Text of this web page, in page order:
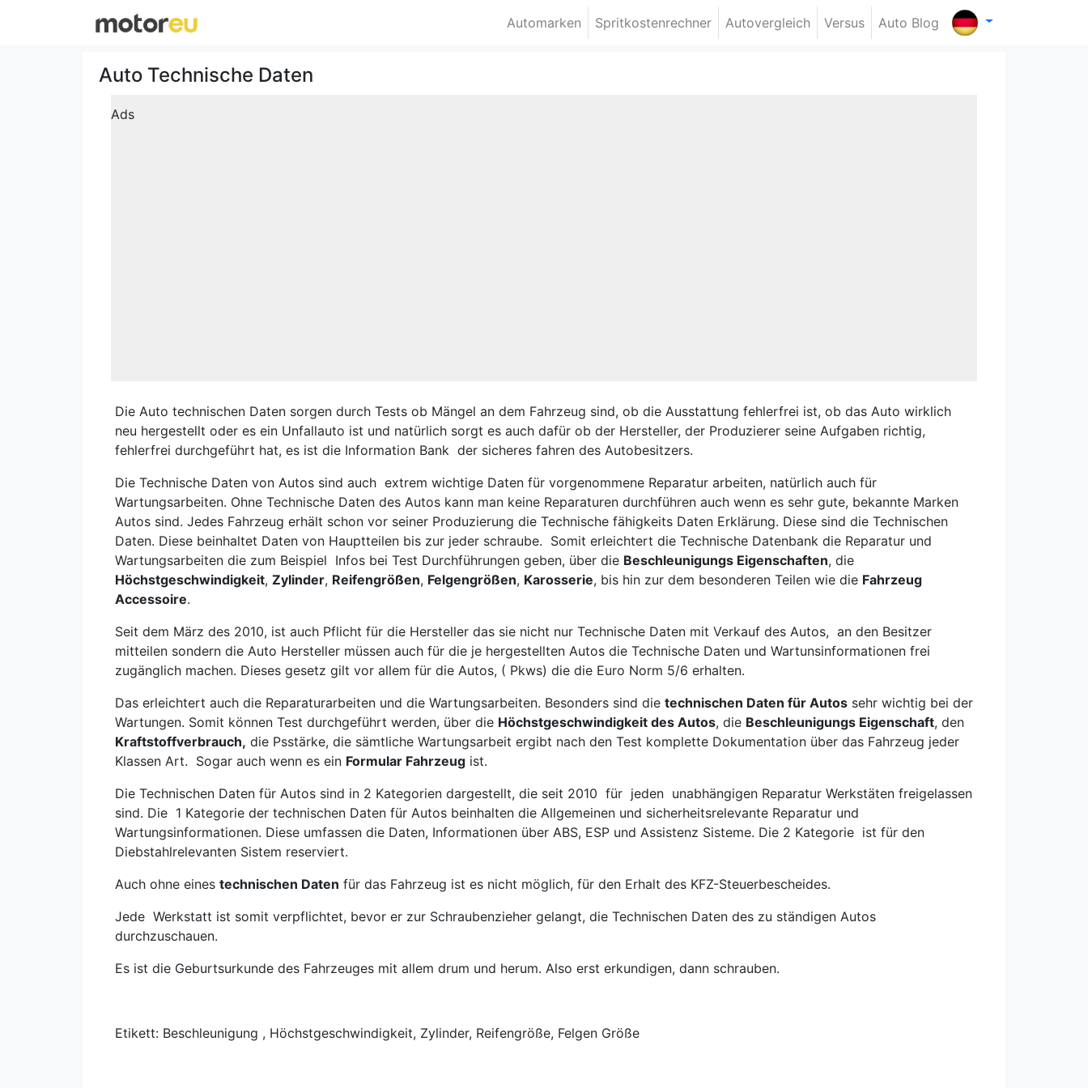
Automarken Spritkostenrechner Autovergleich Versus Auto Blog
Auto Technische Daten
Ads
Die Auto technischen Daten sorgen durch Tests ob Mängel an dem Fahrzeug sind, ob die Ausstattung fehlerfrei ist, ob das Auto wirklich
neu hergestellt oder es ein Unfallauto ist und natürlich sorgt es auch dafür ob der Hersteller, der Produzierer seine Aufgaben richtig,
fehlerfrei durchgeführt hat, es ist die Information Bank der sicheres fahren des Autobesitzers.
Die Technische Daten von Autos sind auch extrem wichtige Daten für vorgenommene Reparatur arbeiten, natürlich auch für
Wartungsarbeiten. Ohne Technische Daten des Autos kann man keine Reparaturen durchführen auch wenn es sehr gute, bekannte Marken
Autos sind. Jedes Fahrzeug erhält schon vor seiner Produzierung die Technische fähigkeits Daten Erklärung. Diese sind die Technischen
Daten. Diese beinhaltet Daten von Hauptteilen bis zur jeder schraube. Somit erleichtert die Technische Datenbank die Reparatur und
Wartungsarbeiten die zum Beispiel Infos bei Test Durchführungen geben, über die Beschleunigungs Eigenschaften, die
Höchstgeschwindigkeit, Zylinder, Reifengrößen, Felgengrößen, Karosserie, bis hin zur dem besonderen Teilen wie die Fahrzeug
Accessoire.
Seit dem März des 2010, ist auch Pflicht für die Hersteller das sie nicht nur Technische Daten mit Verkauf des Autos, an den Besitzer
mitteilen sondern die Auto Hersteller müssen auch für die je hergestellten Autos die Technische Daten und Wartunsinformationen frei
zugänglich machen. Dieses gesetz gilt vor allem für die Autos, ( Pkws) die die Euro Norm 5/6 erhalten.
Das erleichtert auch die Reparaturarbeiten und die Wartungsarbeiten. Besonders sind die technischen Daten für Autos sehr wichtig bei der
Wartungen. Somit können Test durchgeführt werden, über die Höchstgeschwindigkeit des Autos, die Beschleunigungs Eigenschaft, den
Kraftstoffverbrauch, die Psstärke, die sämtliche Wartungsarbeit ergibt nach den Test komplette Dokumentation über das Fahrzeug jeder
Klassen Art. Sogar auch wenn es ein Formular Fahrzeug ist.
Die Technischen Daten für Autos sind in 2 Kategorien dargestellt, die seit 2010 für jeden unabhängigen Reparatur Werkstäten freigelassen
sind. Die 1 Kategorie der technischen Daten für Autos beinhalten die Allgemeinen und sicherheitsrelevante Reparatur und
Wartungsinformationen. Diese umfassen die Daten, Informationen über ABS, ESP und Assistenz Sisteme. Die 2 Kategorie ist für den
Diebstahlrelevanten Sistem reserviert.
Auch ohne eines technischen Daten für das Fahrzeug ist es nicht möglich, für den Erhalt des KFZ-Steuerbescheides.
Jede Werkstatt ist somit verpflichtet, bevor er zur Schraubenzieher gelangt, die Technischen Daten des zu ständigen Autos
durchzuschauen.
Es ist die Geburtsurkunde des Fahrzeuges mit allem drum und herum. Also erst erkundigen, dann schrauben.
Etikett: Beschleunigung , Höchstgeschwindigkeit, Zylinder, Reifengröße, Felgen Größe